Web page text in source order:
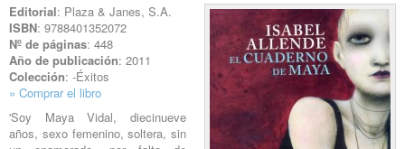
Editorial: Plaza & Janes, S.A.
ISBN: 9788401352072
Nº de páginas: 448
Año de publicación: 2011
Colección: -Éxitos
» Comprar el libro
'Soy Maya Vidal, diecinueve
años, sexo femenino, soltera, sin